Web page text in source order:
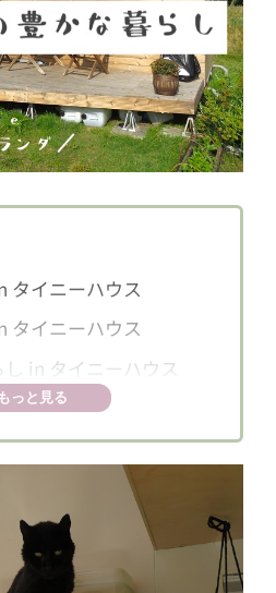
タイニーハウス
タイニーハウス
in タイニーハウス
もっと見る